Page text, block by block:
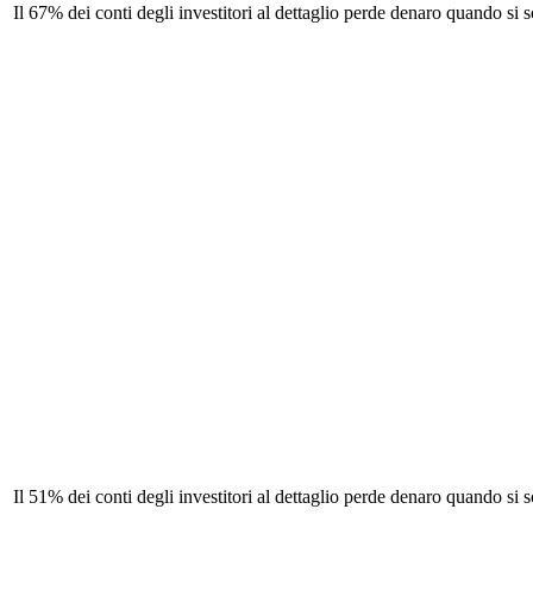
Il 67% dei conti degli investitori al dettaglio perde denaro quando si
Il 51% dei conti degli investitori al dettaglio perde denaro quando si